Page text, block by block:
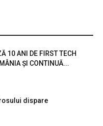
10 ANI DE FIRST TECH
ȘI CONTINUĂ...
dispare